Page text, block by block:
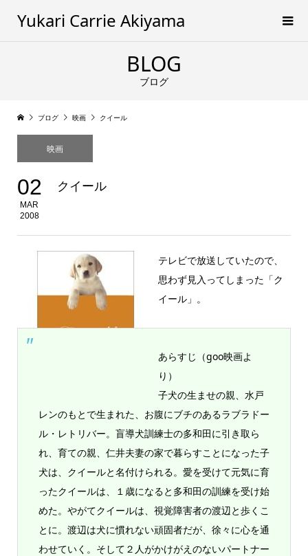
Yukari Carrie Akiyama
BLOG
ブログ
ブログ 映画 クイール
映画
02
MAR
2008
クイール
テレビで放送していたので、
思わず見入ってしまった「ク
イール」。
あらすじ（goo映画よ
り）
子犬の生ませの親、水戸
レンのもとで生まれた、お腹にブチのあるラブラドー
ル・レトリバー。盲導犬訓練士の多和田に引き取ら
れ、育ての親、仁井夫妻の家で暮らすことになった子
犬は、クイールと名付けられる。愛を受けて元気に育
ったクイールは、１歳になると多和田の訓練を受け始
めた。やがてクイールは、視覚障害者の渡辺と歩くこ
とに。渡辺は犬に慣れない頑固者だが、徐々に心を通
わせていく。そして２人がかけがえのないパートナー